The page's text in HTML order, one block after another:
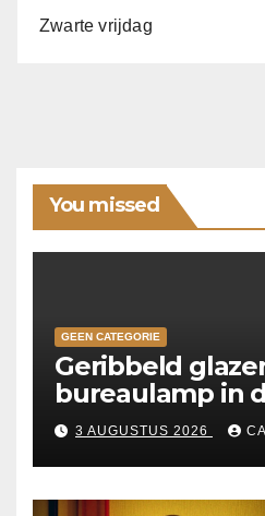
Zwarte vrijdag
You missed
GEEN CATEGORIE
Geribbeld
bureaulamp in
3 AUGUSTUS 2026